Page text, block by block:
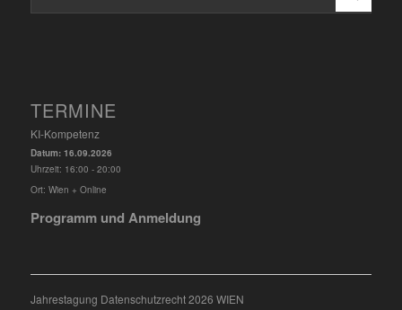
TERMINE
KI-Kompetenz
Datum: 16.09.2026
Uhrzeit: 16:00 - 20:00
Ort: Wien + Online
Programm und Anmeldung
Jahrestagung Datenschutzrecht 2026 WIEN